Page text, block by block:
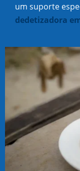
um suporte
dedetizadora